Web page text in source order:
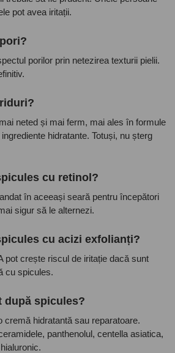
pot avea iritații.
porilor prin netezirea texturii pielii.
neted și mai ferm, mai ales în formule
hidratante. Totuși, nu șterg
cu retinol?
în aceeași seară pentru începători
sigur să le alternezi.
cu acizi exfolianți?
pot crește riscul de iritație dacă sunt
cu spicules.
după spicules?
cremă hidratantă sau reparatoare.
panthenolul, centella asiatica,